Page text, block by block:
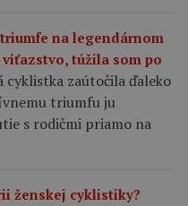
na legendárnom
túžila som po
cyklistka zaútočila ďaleko
triumfu ju
s rodičmi priamo na
ženskej cyklistiky?